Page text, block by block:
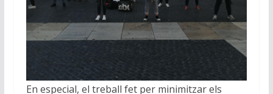
En especial, el treball fet per minimitzar els